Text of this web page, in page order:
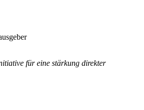
für eine stärkung direkter